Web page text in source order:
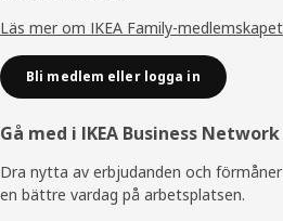
Läs mer om IKEA Family-medlemskapet
Bli medlem eller logga in
Gå med i IKEA Business Network
Dra nytta av erbjudanden och
en bättre vardag på arbetsplatsen.